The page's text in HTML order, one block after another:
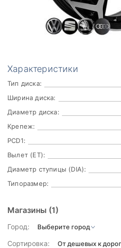
Характеристики
Тип диска:
Ширина диска:
Диаметр диска:
Крепеж:
PCD1:
Вылет (ET):
Диаметр ступицы (DIA):
Типоразмер:
Магазины (1)
Город:
Сортировка: